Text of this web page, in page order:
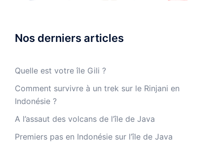
Nos derniers articles
Quelle est votre île Gili ?
Comment survivre à un trek sur le Rinjani en
Indonésie ?
A l’assaut des volcans de l’île de Java
Premiers pas en Indonésie sur l’île de Java